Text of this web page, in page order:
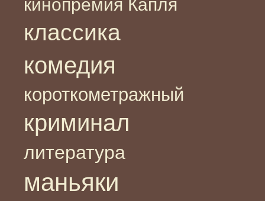
кинопремия Капля
классика
комедия
короткометражный
криминал
литература
маньяки